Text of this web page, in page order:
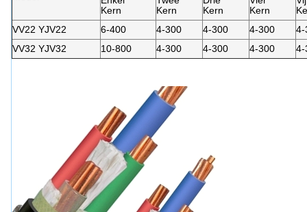
Kern
Kern
Kern
Kern
VV22 YJV22
6-400 4-300 4-300 4-300
4-
VV32 YJV32
10-800 4-300 4-300 4-300 4-